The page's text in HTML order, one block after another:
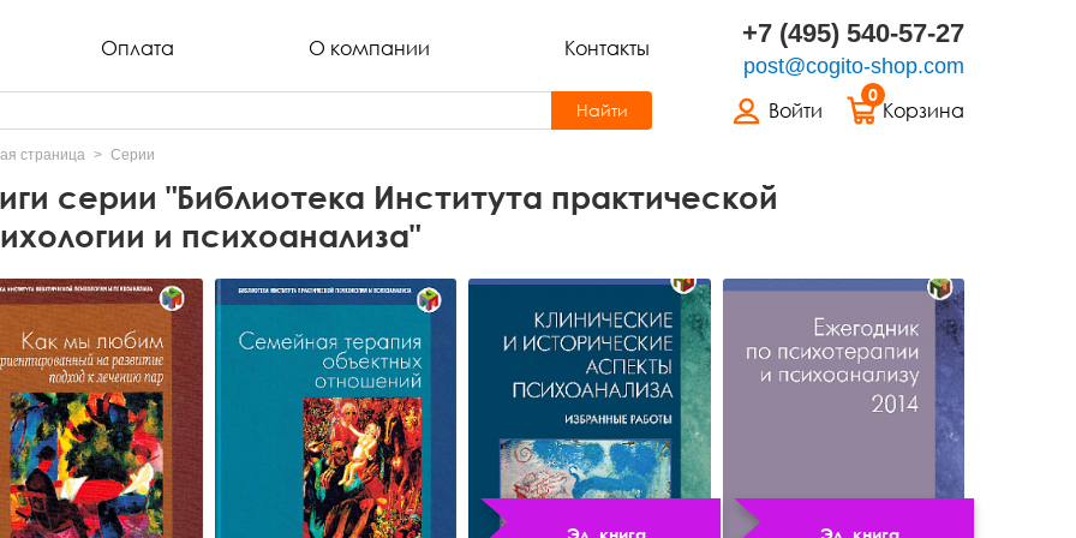
Оплата О компании Контакты +7 (495) 540-57-27
post@cogito-shop.com
Войти
0
Корзина
Найти
страница Серии
серии "Библиотека Института практической
и психоанализа"
Эл. книга Эл. книга